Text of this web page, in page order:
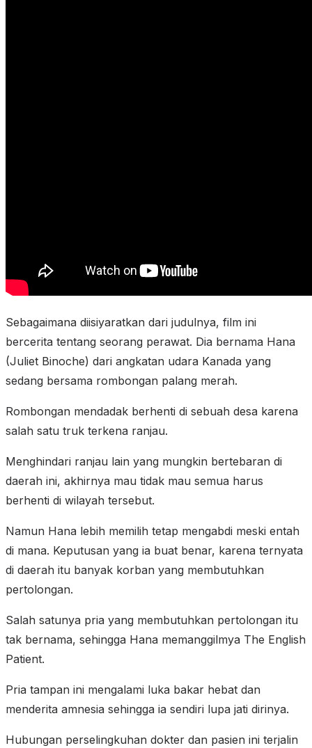
Sebagaimana diisiyaratkan dari judulnya, film ini
bercerita tentang seorang perawat. Dia bernama Hana
(Juliet Binoche) dari angkatan udara Kanada yang
sedang bersama rombongan palang merah.
Rombongan mendadak berhenti di sebuah desa karena
salah satu truk terkena ranjau.
Menghindari ranjau lain yang mungkin bertebaran di
daerah ini, akhirnya mau tidak mau semua harus
berhenti di wilayah tersebut.
Namun Hana lebih memilih tetap mengabdi meski entah
di mana. Keputusan yang ia buat benar, karena ternyata
di daerah itu banyak korban yang membutuhkan
pertolongan.
Salah satunya pria yang membutuhkan pertolongan itu
tak bernama, sehingga Hana memanggilmya The English
Patient.
Pria tampan ini mengalami luka bakar hebat dan
menderita amnesia sehingga ia sendiri lupa jati dirinya.
Hubungan perselingkuhan dokter dan pasien ini terjalin